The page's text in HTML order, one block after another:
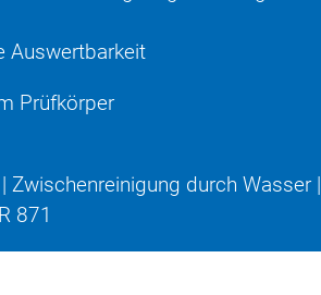
Auswertbarkeit
Prüfkörper
Zwischenreinigung durch Wasser |
871